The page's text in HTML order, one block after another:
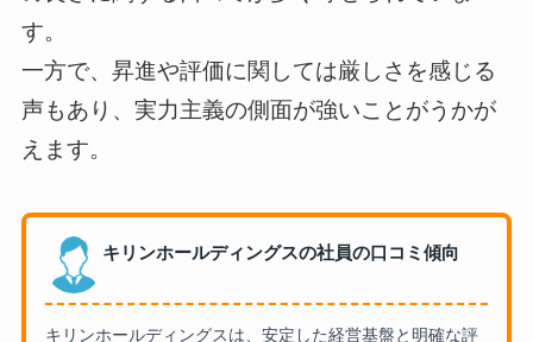
す。
一方で、昇進や評価に関しては厳しさを感じる
声もあり、実力主義の側面が強いことがうかが
えます。
キリンホールディングスの社員の口コミ傾向
キリンホールディングスは、安定した経営基盤と明確な評